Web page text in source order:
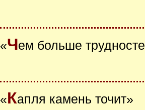
«Чем больше
«Капля камень точит»